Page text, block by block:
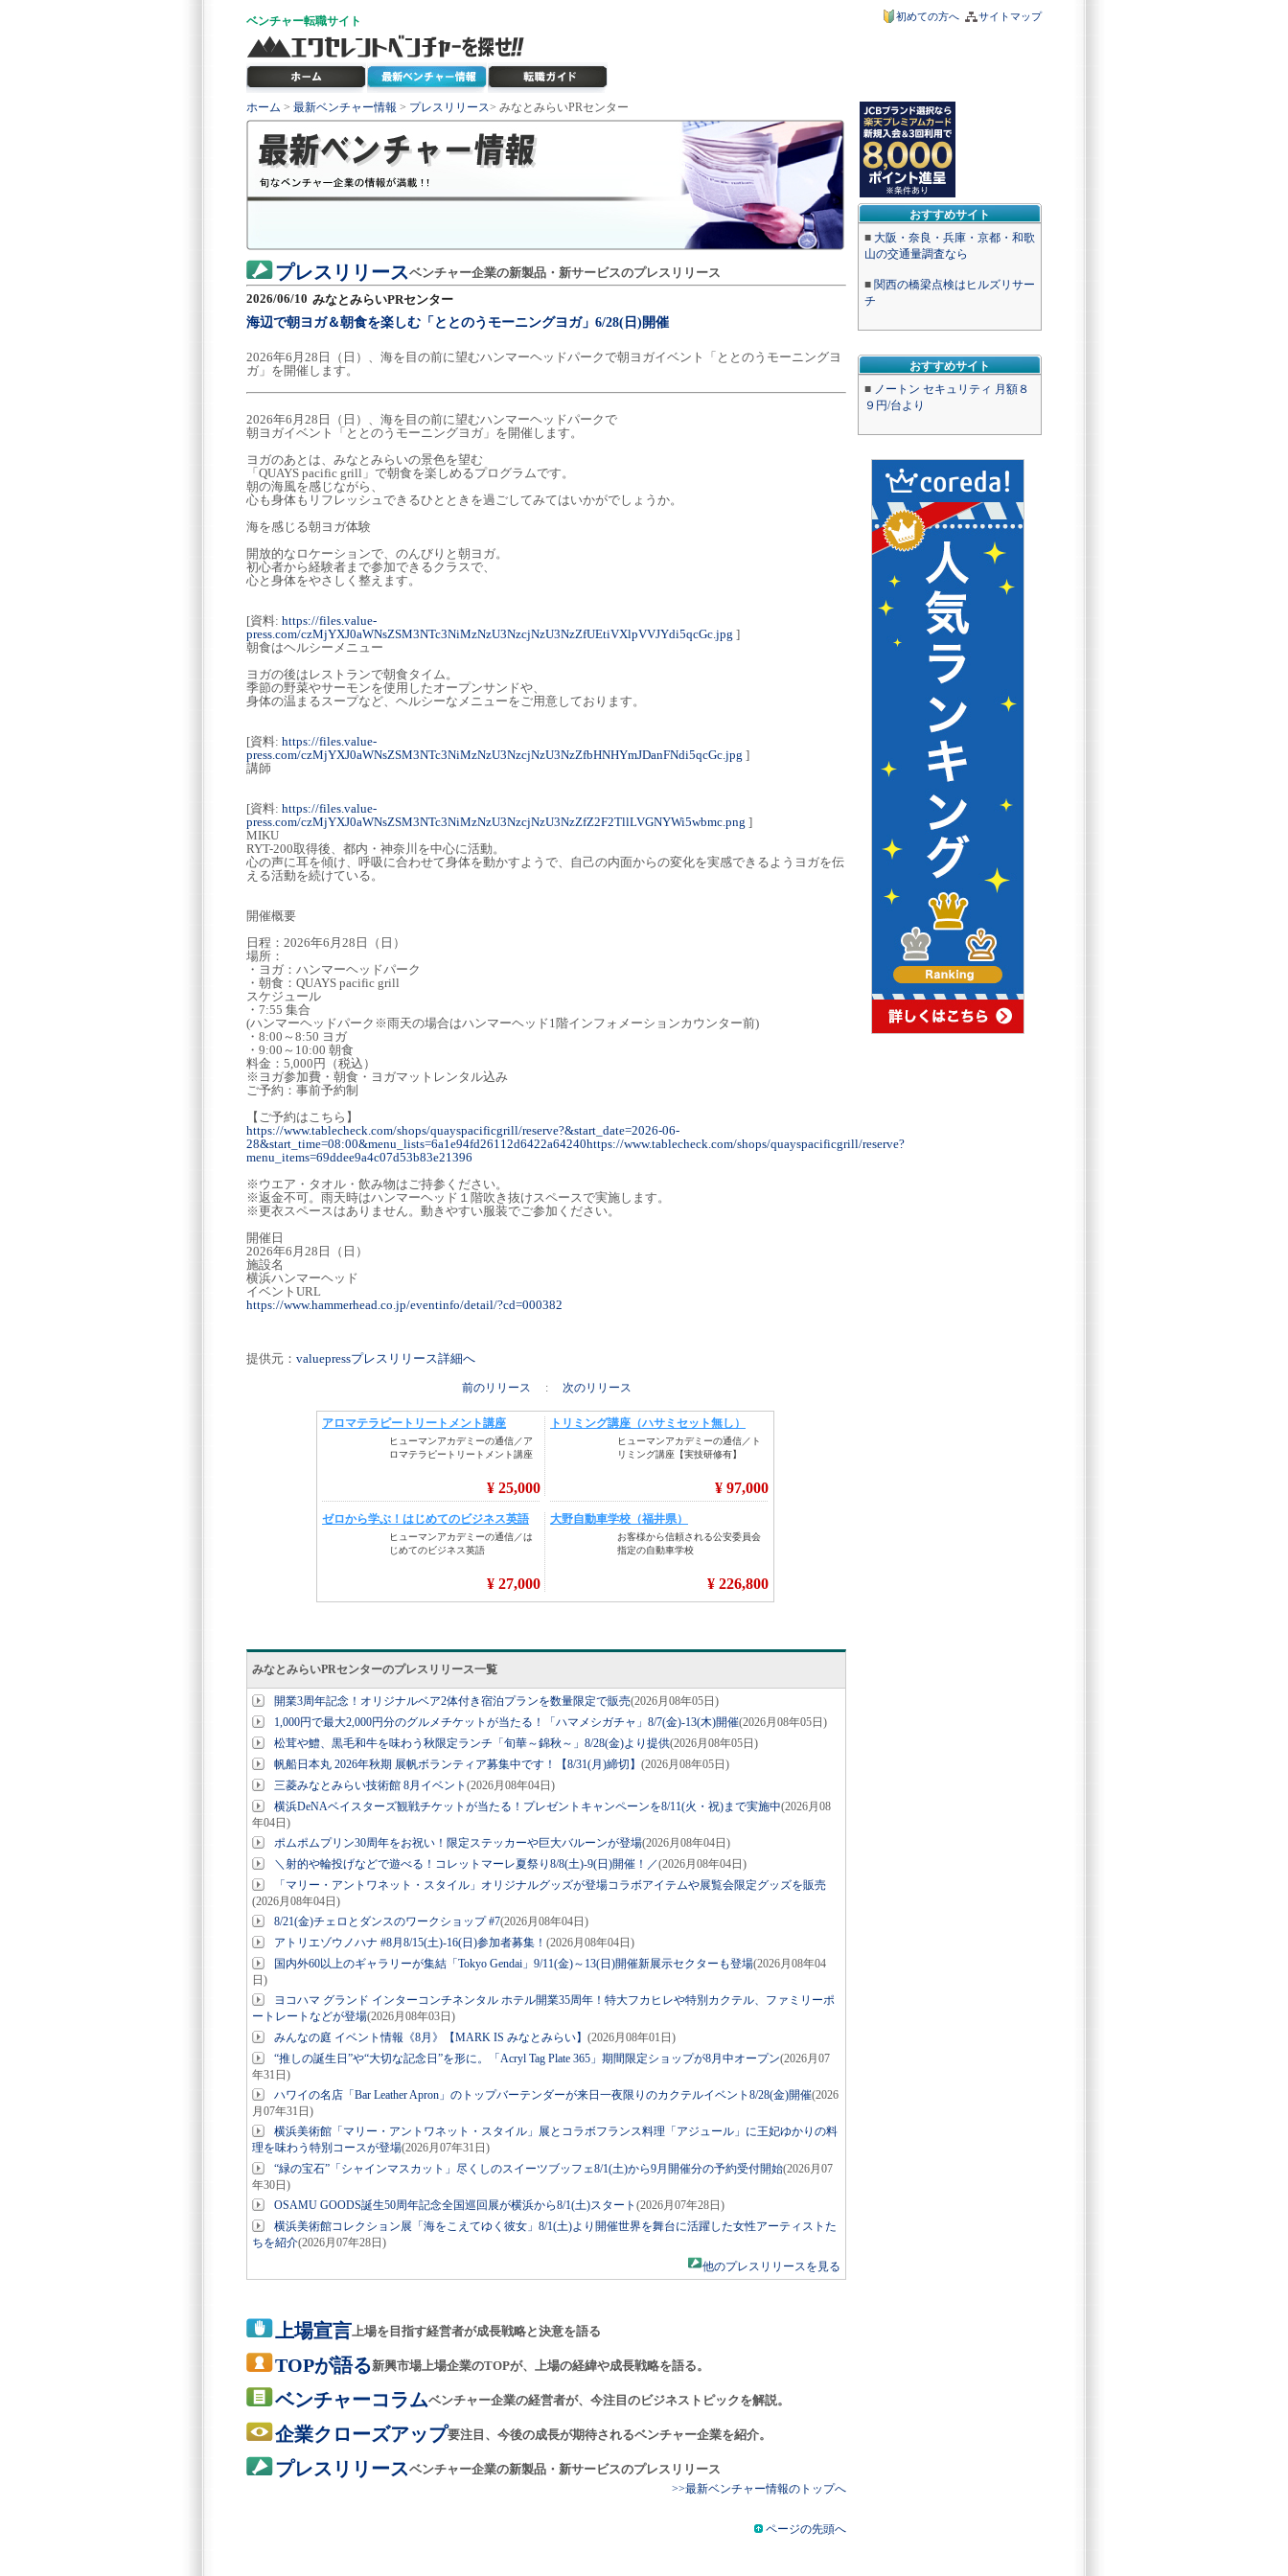
ベンチャー転職サイト サイトマップ
初めての方へ
おすすめサイト
■ 大阪・奈良・兵庫・京都・和歌
山の交通量調査なら
■ 関西の橋梁点検はヒルズリサー
チ
おすすめサイト
■ ノートン セキュリティ 月額８
９円/台より
ホーム > 最新ベンチャー情報 > プレスリリース> みなとみらいPRセンター
プレスリリースベンチャー企業の新製品・新サービスのプレスリリース
2026/06/10 みなとみらいPRセンター
海辺で朝ヨガ＆朝食を楽しむ「ととのうモーニングヨガ」6/28(日)開催
2026年6月28日（日）、海を目の前に望むハンマーヘッドパークで朝ヨガイベント「ととのうモーニングヨ
ガ」を開催します。
2026年6月28日（日）、海を目の前に望むハンマーヘッドパークで
朝ヨガイベント「ととのうモーニングヨガ」を開催します。
ヨガのあとは、みなとみらいの景色を望む
「QUAYS pacific grill」で朝食を楽しめるプログラムです。
朝の海風を感じながら、
心も身体もリフレッシュできるひとときを過ごしてみてはいかがでしょうか。
海を感じる朝ヨガ体験
開放的なロケーションで、のんびりと朝ヨガ。
初心者から経験者まで参加できるクラスで、
心と身体をやさしく整えます。
[資料: https://files.value-
press.com/czMjYXJ0aWNsZSM3NTc3NiMzNzU3NzcjNzU3NzZfUEtiVXlpVVJYdi5qcGc.jpg ]
朝食はヘルシーメニュー
ヨガの後はレストランで朝食タイム。
季節の野菜やサーモンを使用したオープンサンドや、
身体の温まるスープなど、ヘルシーなメニューをご用意しております。
[資料: https://files.value-
press.com/czMjYXJ0aWNsZSM3NTc3NiMzNzU3NzcjNzU3NzZfbHNHYmJDanFNdi5qcGc.jpg ]
講師
[資料: https://files.value-
press.com/czMjYXJ0aWNsZSM3NTc3NiMzNzU3NzcjNzU3NzZfZ2F2TllLVGNYWi5wbmc.png ]
MIKU
RYT-200取得後、都内・神奈川を中心に活動。
心の声に耳を傾け、呼吸に合わせて身体を動かすようで、自己の内面からの変化を実感できるようヨガを伝
える活動を続けている。
開催概要
日程：2026年6月28日（日）
場所：
・ヨガ：ハンマーヘッドパーク
・朝食：QUAYS pacific grill
スケジュール
・7:55 集合
(ハンマーヘッドパーク※雨天の場合はハンマーヘッド1階インフォメーションカウンター前)
・8:00～8:50 ヨガ
・9:00～10:00 朝食
料金：5,000円（税込）
※ヨガ参加費・朝食・ヨガマットレンタル込み
ご予約：事前予約制
【ご予約はこちら】
https://www.tablecheck.com/shops/quayspacificgrill/reserve?&start_date=2026-06-
28&start_time=08:00&menu_lists=6a1e94fd26112d6422a64240https://www.tablecheck.com/shops/quayspacificgrill/reserve?
menu_items=69ddee9a4c07d53b83e21396
※ウエア・タオル・飲み物はご持参ください。
※返金不可。雨天時はハンマーヘッド１階吹き抜けスペースで実施します。
※更衣スペースはありません。動きやすい服装でご参加ください。
開催日
2026年6月28日（日）
施設名
横浜ハンマーヘッド
イベントURL
https://www.hammerhead.co.jp/eventinfo/detail/?cd=000382
提供元： valuepressプレスリリース詳細へ
前のリリース : 次のリリース
みなとみらいPRセンターのプレスリリース一覧
開業3周年記念！オリジナルベア2体付き宿泊プランを数量限定で販売(2026月08年05日)
1,000円で最大2,000円分のグルメチケットが当たる！「ハマメシガチャ」8/7(金)-13(木)開催(2026月08年05日)
松茸や鱧、黒毛和牛を味わう秋限定ランチ「旬華～錦秋～」8/28(金)より提供(2026月08年05日)
帆船日本丸 2026年秋期 展帆ボランティア募集中です！【8/31(月)締切】 (2026月08年05日)
三菱みなとみらい技術館 8月イベント (2026月08年04日)
横浜DeNAベイスターズ観戦チケットが当たる！プレゼントキャンペーンを8/11(火・祝)まで実施中(2026月08
年04日)
ポムポムプリン30周年をお祝い！限定ステッカーや巨大バルーンが登場(2026月08年04日)
＼射的や輪投げなどで遊べる！コレットマーレ夏祭り8/8(土)-9(日)開催！／(2026月08年04日)
「マリー・アントワネット・スタイル」オリジナルグッズが登場コラボアイテムや展覧会限定グッズを販売
(2026月08年04日)
8/21(金)チェロとダンスのワークショップ #7(2026月08年04日)
アトリエゾウノハナ #8月8/15(土)-16(日)参加者募集！ (2026月08年04日)
国内外60以上のギャラリーが集結「Tokyo Gendai」9/11(金)～13(日)開催新展示セクターも登場(2026月08年04
日)
ヨコハマ グランド インターコンチネンタル ホテル開業35周年！特大フカヒレや特別カクテル、ファミリーポ
ートレートなどが登場(2026月08年03日)
みんなの庭 イベント情報《8月》【MARK IS みなとみらい】 (2026月08年01日)
“推しの誕生日”や“大切な記念日”を形に。「Acryl Tag Plate 365」期間限定ショップが8月中オープン(2026月07
年31日)
ハワイの名店「Bar Leather Apron」のトップバーテンダーが来日一夜限りのカクテルイベント8/28(金)開催(2026
月07年31日)
横浜美術館「マリー・アントワネット・スタイル」展とコラボフランス料理「アジュール」に王妃ゆかりの料
理を味わう特別コースが登場(2026月07年31日)
“緑の宝石”「シャインマスカット」尽くしのスイーツブッフェ8/1(土)から9月開催分の予約受付開始(2026月07
年30日)
OSAMU GOODS誕生50周年記念全国巡回展が横浜から8/1(土)スタート (2026月07年28日)
横浜美術館コレクション展「海をこえてゆく彼女」8/1(土)より開催世界を舞台に活躍した女性アーティストた
ちを紹介(2026月07年28日)
他のプレスリリースを見る
上場宣言上場を目指す経営者が成長戦略と決意を語る
TOPが語る新興市場上場企業のTOPが、上場の経緯や成長戦略を語る。
ベンチャーコラムベンチャー企業の経営者が、今注目のビジネストピックを解説。
企業クローズアップ要注目、今後の成長が期待されるベンチャー企業を紹介。
プレスリリースベンチャー企業の新製品・新サービスのプレスリリース
>>最新ベンチャー情報のトップへ
ページの先頭へ